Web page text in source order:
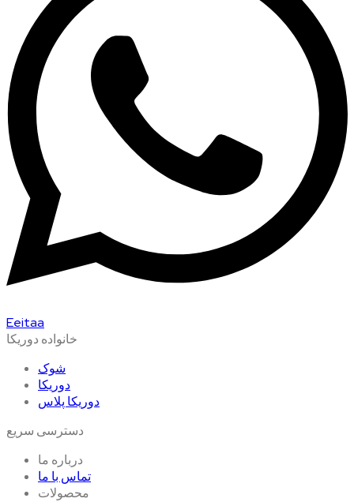
Eeitaa
خانواده دوریکا
شوک
دوریکا
دوریکا پلاس
دسترسی سریع
درباره ما
تماس با ما
محصولات